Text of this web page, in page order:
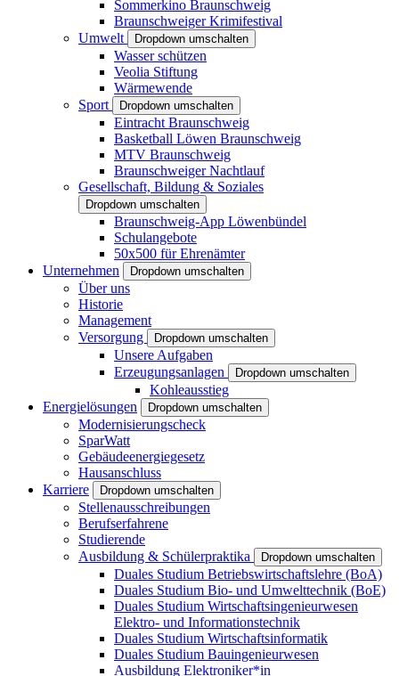
Sommerkino Braunschweig
Braunschweiger Krimifestival
Umwelt
Dropdown umschalten
Wasser schützen
Veolia Stiftung
Wärmewende
Sport
Dropdown umschalten
Eintracht Braunschweig
Basketball Löwen Braunschweig
MTV Braunschweig
Braunschweiger Nachtlauf
Gesellschaft, Bildung & Soziales
Dropdown umschalten
Braunschweig-App Löwenbündel
Schulangebote
50x500 für Ehrenämter
Unternehmen
Dropdown umschalten
Über uns
Historie
Management
Versorgung
Dropdown umschalten
Unsere Aufgaben
Erzeugungsanlagen
Dropdown umschalten
Kohleausstieg
Energielösungen
Dropdown umschalten
Modernisierungscheck
SparWatt
Gebäudeenergiegesetz
Hausanschluss
Karriere
Dropdown umschalten
Stellenausschreibungen
Berufserfahrene
Studierende
Ausbildung & Schülerpraktika
Dropdown umschalten
Duales Studium Betriebswirtschaftslehre (BoA)
Duales Studium Bio- und Umwelttechnik (BoE)
Duales Studium Wirtschaftsingenieurwesen
Elektro- und Informationstechnik
Duales Studium Wirtschaftsinformatik
Duales Studium Bauingenieurwesen
Ausbildung Elektroniker*in